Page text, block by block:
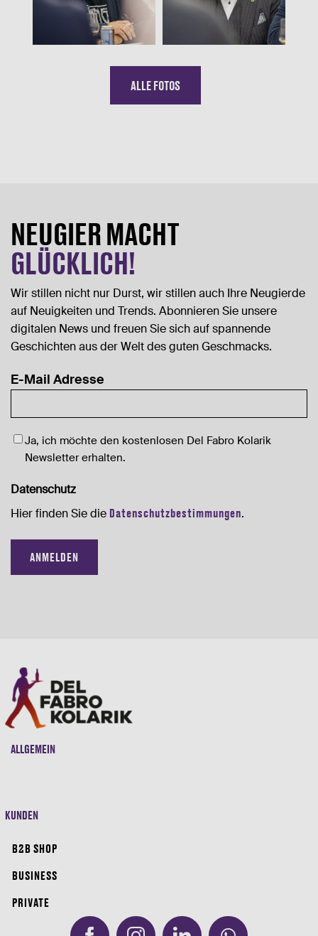
ALLE FOTOS
NEUGIER MACHT
GLÜCKLICH!
Wir stillen nicht nur Durst, wir stillen auch Ihre Neugierde
auf Neuigkeiten und Trends. Abonnieren Sie unsere
digitalen News und freuen Sie sich auf spannende
Geschichten aus der Welt des guten Geschmacks.
E-Mail Adresse
Newsletter
Ja, ich möchte den kostenlosen Del Fabro Kolarik
Newsletter erhalten.
Datenschutz
Hier finden Sie die Datenschutzbestimmungen.
ALLGEMEIN
KUNDEN
B2B SHOP
BUSINESS
PRIVATE